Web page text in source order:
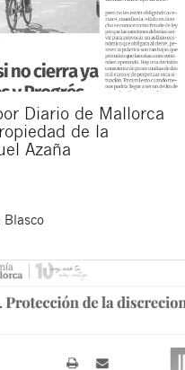
Diario de Mallorca
de la
Azaña
Blasco